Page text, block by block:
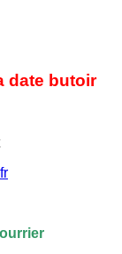
date butoir